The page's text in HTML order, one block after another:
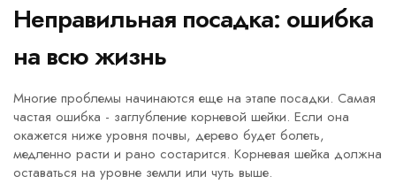
Неправильная посадка: ошибка
на всю жизнь
Многие проблемы начинаются еще на этапе посадки. Самая
частая ошибка - заглубление корневой шейки. Если она
окажется ниже уровня почвы, дерево будет болеть,
медленно расти и рано состарится. Корневая шейка должна
оставаться на уровне земли или чуть выше.